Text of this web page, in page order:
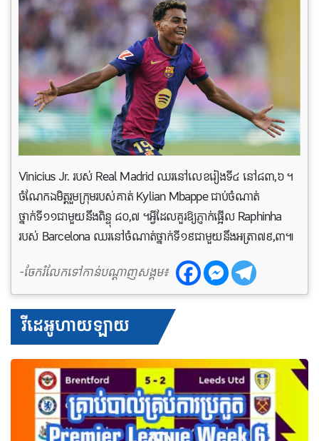
Vinicius Jr. របស់ Real Madrid ឈរនៅលេខរៀងទី៤ នៅ៨៣,៦ ។
ចំណែកឯមិត្តរួមក្រុមរបស់គាត់ Kylian Mbappe ជាប់ចំណាត់
ថ្នាក់ទី១១ជាមួយនឹងពិន្ទុ ៨០,៧ ។អ្វីដែលគួរឱ្យភ្ញាក់ផ្អើល Raphinha
របស់ Barcelona ឈរនៅចំណាត់ថ្នាក់ទី១៩ជាមួយនឹងអត្រា៧៩,៣៕
-ចែករំលែកទៅកាន់បណ្តាញសង្គម៖
វីដេអូហាយឡាយ